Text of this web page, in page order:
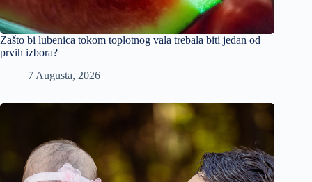
Zašto bi lubenica tokom toplotnog vala trebala biti jedan od
prvih izbora?
7 Augusta, 2026